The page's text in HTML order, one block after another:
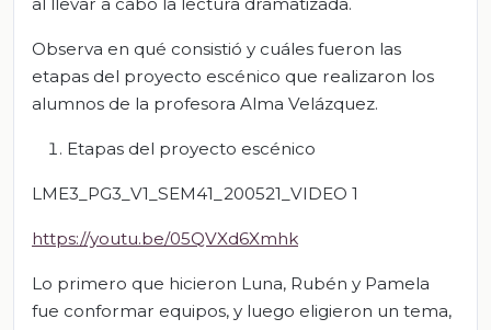
Observa en qué consistió y cuáles fueron las
etapas del proyecto escénico que realizaron los
alumnos de la profesora Alma Velázquez.
Etapas del proyecto escénico
LME3_PG3_V1_SEM41_200521_VIDEO 1
https://youtu.be/05QVXd6Xmhk
Lo primero que hicieron Luna, Rubén y Pamela
fue conformar equipos, y luego eligieron un tema,